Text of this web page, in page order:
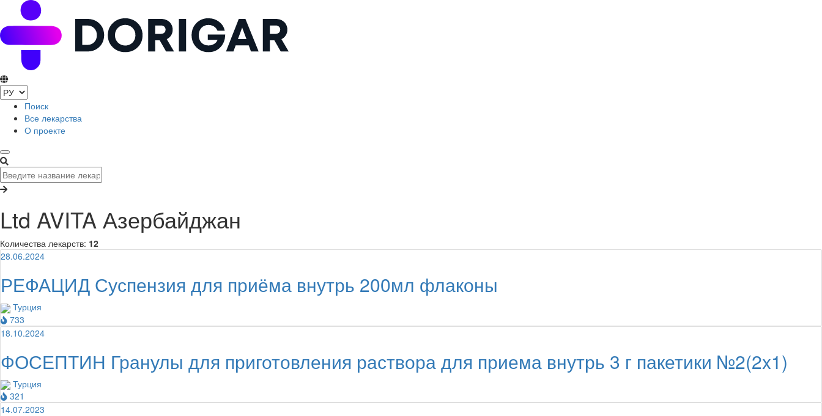
Поиск
Все лекарства
О проекте
Ltd AVITA Азербайджан
Количества лекарств: 12
28.06.2024
РЕФАЦИД Суспензия для приёма внутрь 200мл флаконы
Турция
733
18.10.2024
ФОСЕПТИН Гранулы для приготовления раствора для приема внутрь 3 г пакетики №2(2x1)
Турция
321
14.07.2023